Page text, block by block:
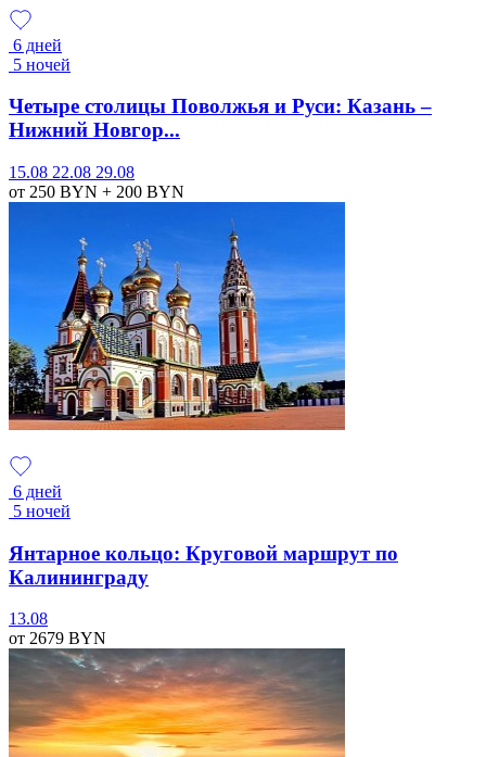
6 дней
5 ночей
Четыре столицы Поволжья и Руси: Казань –
Нижний Новгор...
15.08 22.08 29.08
от 250 BYN + 200 BYN
6 дней
5 ночей
Янтарное кольцо: Круговой маршрут по
Калининграду
13.08
от 2679 BYN